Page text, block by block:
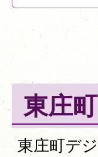
東庄
東庄町デ